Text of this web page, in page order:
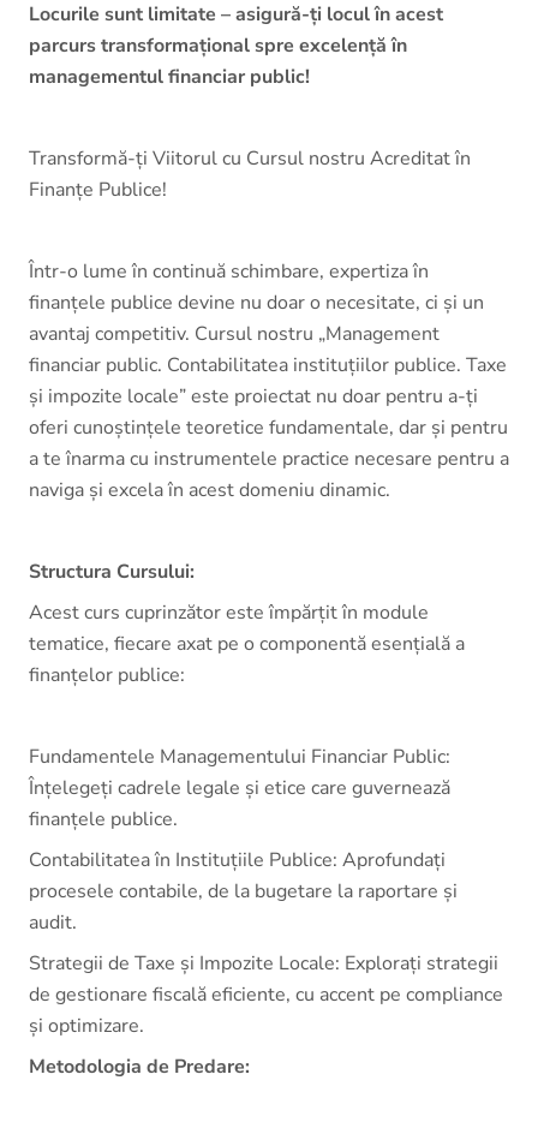
Locurile sunt limitate – asigură-ți locul în acest
parcurs transformațional spre excelență în
managementul financiar public!
Transformă-ți Viitorul cu Cursul nostru Acreditat în
Finanțe Publice!
Într-o lume în continuă schimbare, expertiza în
finanțele publice devine nu doar o necesitate, ci și un
avantaj competitiv. Cursul nostru „Management
financiar public. Contabilitatea instituțiilor publice. Taxe
și impozite locale” este proiectat nu doar pentru a-ți
oferi cunoștințele teoretice fundamentale, dar și pentru
a te înarma cu instrumentele practice necesare pentru a
naviga și excela în acest domeniu dinamic.
Structura Cursului:
Acest curs cuprinzător este împărțit în module
tematice, fiecare axat pe o componentă esențială a
finanțelor publice:
Fundamentele Managementului Financiar Public:
Înțelegeți cadrele legale și etice care guvernează
finanțele publice.
Contabilitatea în Instituțiile Publice: Aprofundați
procesele contabile, de la bugetare la raportare și
audit.
Strategii de Taxe și Impozite Locale: Explorați strategii
de gestionare fiscală eficiente, cu accent pe compliance
și optimizare.
Metodologia de Predare: